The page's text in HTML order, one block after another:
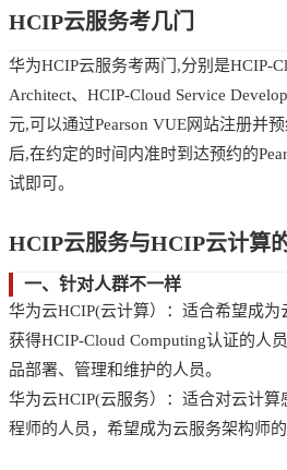
HCIP云服务考几门
华为HCIP云服务考两门,分别是HCIP-
Architect、HCIP-Cloud Service
元,可以通过Pearson VUE网站注册并
后,在约定的时间内准时到达预约的
试即可。
HCIP云服务与HCIP云计算
一、针对人群不一样
华为云HCIP(云计算）：适合希望成
获得HCIP-Cloud Computing认证的人
品部署、管理和维护的人员。
华为云HCIP(云服务）：适合对云计
程师的人员，希望成为云服务架构师的